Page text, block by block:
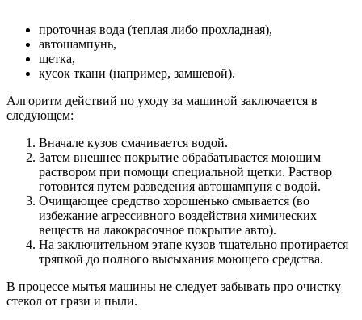
проточная вода (теплая либо прохладная),
автошампунь,
щетка,
кусок ткани (например, замшевой).
Алгоритм действий по уходу за машиной заключается в
следующем:
Вначале кузов смачивается водой.
Затем внешнее покрытие обрабатывается моющим
раствором при помощи специальной щетки. Раствор
готовится путем разведения автошампуня с водой.
Очищающее средство хорошенько смывается (во
избежание агрессивного воздействия химических
веществ на лакокрасочное покрытие авто).
На заключительном этапе кузов тщательно протирается
тряпкой до полного высыхания моющего средства.
В процессе мытья машины не следует забывать про очистку
стекол от грязи и пыли.